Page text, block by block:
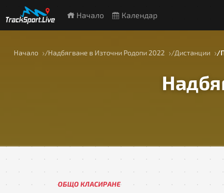
Начало Календар
Начало Надбягване в Източни Родопи 2022 Дистанции
ОБЩО КЛАСИРАНЕ